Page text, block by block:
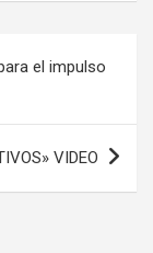
el impulso
VIDEO